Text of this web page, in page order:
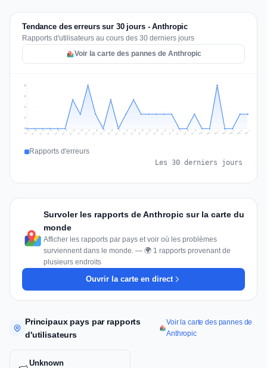
Tendance des erreurs sur 30 jours - Anthropic
Rapports d'utilisateurs au cours des 30 derniers jours
Voir la carte des pannes de Anthropic
1
2
2
3
Jul 9 Jul 10 Jul 11 Jul 12 Jul 13 Jul 14 Jul 15 Jul 16 Jul 17 Jul 18 Jul 19 Jul 20 Jul 21 Jul 22 Jul 23 Jul 24 Jul 25 Jul 26 Jul 27 Jul 28 Jul 29 Jul 30 Jul 31 Aug 1 Aug 2 Aug 3 Aug 4 Aug 5 Aug 6 Aug 7
Rapports d'erreurs
Les 30 derniers jours
Survoler les rapports de Anthropic sur la carte du
monde
Afficher les rapports par pays et voir où les problèmes
surviennent dans le monde. — 🌍 1 rapports provenant de
plusieurs endroits
Ouvrir la carte en direct
Principaux pays par rapports
d'utilisateurs
Voir la carte des pannes de
Anthropic
Unknown